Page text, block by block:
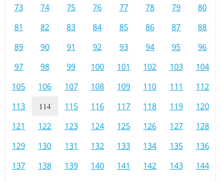
73
74 75 76 77 78 79
80
81
82 83 84 85 86 87
88
89
90 91 92 93 94 95
96
97
98 99 100 101 102 103
104
105
106 107 108 109 110 111
112
113
114 115 116 117 118 119
120
121
122 123 124 125 126 127
128
129
130 131 132 133 134 135
136
137
138 139 140 141 142 143
144